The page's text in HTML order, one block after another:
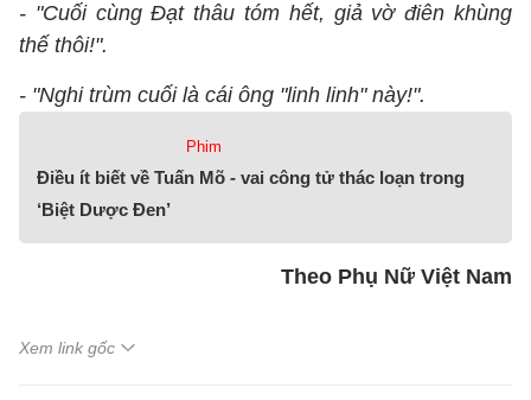
- "Cuối cùng Đạt thâu tóm hết, giả vờ điên khùng
thế thôi!".
- "Nghi trùm cuối là cái ông "linh linh" này!".
Phim
Điều ít biết về Tuấn Mõ - vai công tử thác loạn trong
‘Biệt Dược Đen’
Theo Phụ Nữ Việt Nam
Xem link gốc